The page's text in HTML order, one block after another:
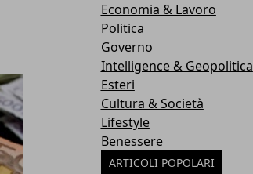
Economia & Lavoro
Politica
Governo
Intelligence & Geopolitica
Esteri
Cultura & Società
Lifestyle
Benessere
ARTICOLI POPOLARI